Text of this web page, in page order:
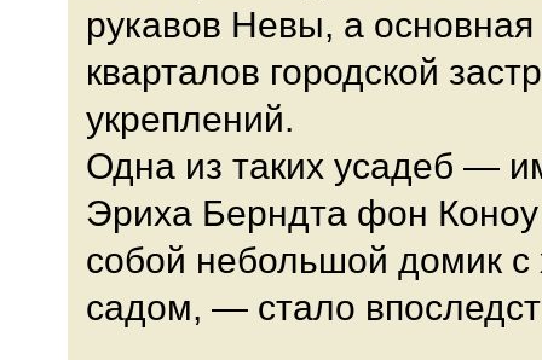
рукавов Невы, а
кварталов городской
укреплений.
Одна из таких усадеб —
Эриха Берндта фон
собой небольшой домик
садом, — стало